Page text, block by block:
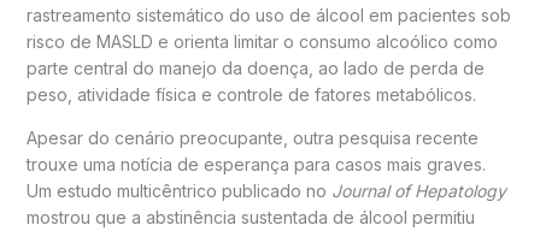
rastreamento sistemático do uso de álcool em pacientes sob
risco de MASLD e orienta limitar o consumo alcoólico como
parte central do manejo da doença, ao lado de perda de
peso, atividade física e controle de fatores metabólicos.
Apesar do cenário preocupante, outra pesquisa recente
trouxe uma notícia de esperança para casos mais graves.
Um estudo multicêntrico publicado no Journal of Hepatology
mostrou que a abstinência sustentada de álcool permitiu